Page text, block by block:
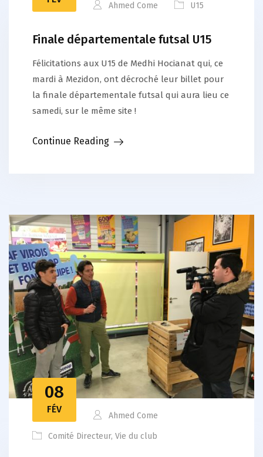
Ahmed Come U15
Finale départementale futsal U15
Félicitations aux U15 de Medhi Hocianat qui, ce
mardi à Mezidon, ont décroché leur billet pour
la finale départementale futsal qui aura lieu ce
samedi, sur le même site !
Continue Reading
08
FÉV
Ahmed Come
Comité Directeur, Vie du club